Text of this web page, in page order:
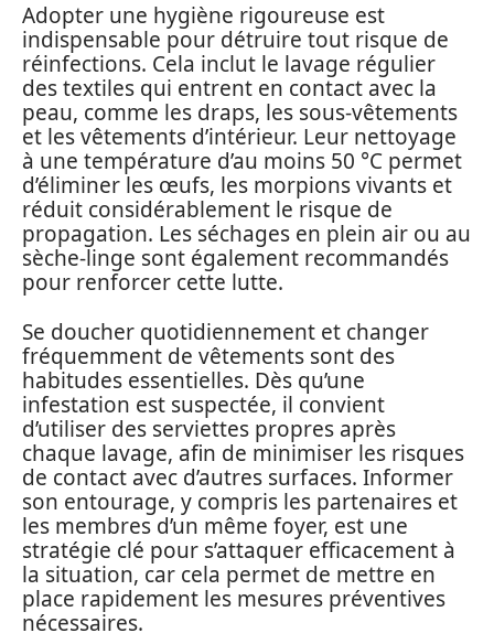
Adopter une hygiène rigoureuse est
indispensable pour détruire tout risque de
réinfections. Cela inclut le lavage régulier
des textiles qui entrent en contact avec la
peau, comme les draps, les sous-vêtements
et les vêtements d’intérieur. Leur nettoyage
à une température d’au moins 50 °C permet
d’éliminer les œufs, les morpions vivants et
réduit considérablement le risque de
propagation. Les séchages en plein air ou au
sèche-linge sont également recommandés
pour renforcer cette lutte.
Se doucher quotidiennement et changer
fréquemment de vêtements sont des
habitudes essentielles. Dès qu’une
infestation est suspectée, il convient
d’utiliser des serviettes propres après
chaque lavage, afin de minimiser les risques
de contact avec d’autres surfaces. Informer
son entourage, y compris les partenaires et
les membres d’un même foyer, est une
stratégie clé pour s’attaquer efficacement à
la situation, car cela permet de mettre en
place rapidement les mesures préventives
nécessaires.